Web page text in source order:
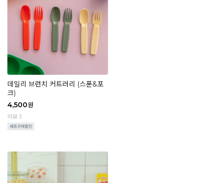
데일리 브런치 커트러리 (스푼&포
크)
4,500원
리뷰 3